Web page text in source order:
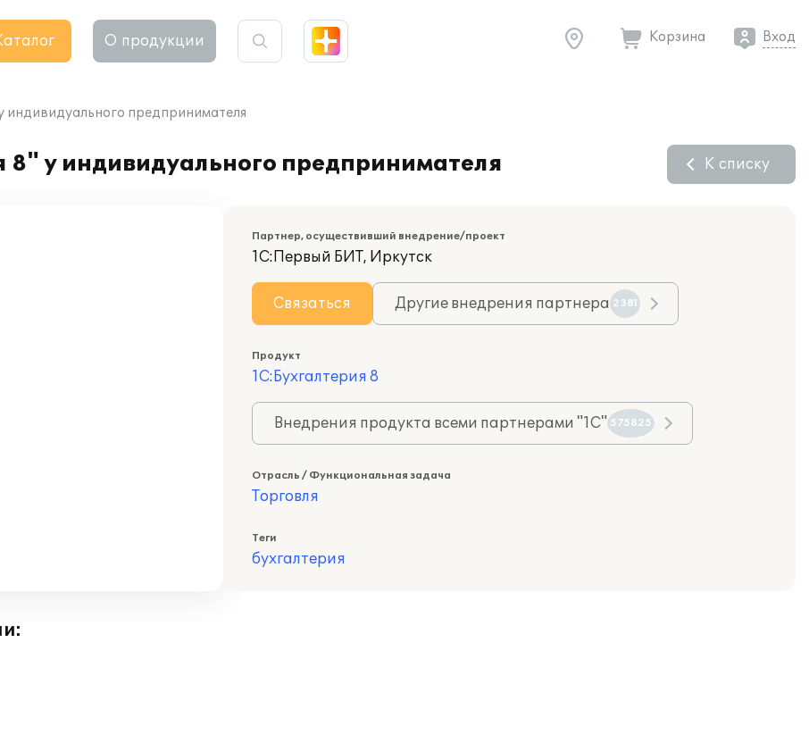
О продукции Корзина Вход
индивидуального предпринимателя
у индивидуального предпринимателя К списку
Партнер, осуществивший внедрение/проект
1С:Первый БИТ, Иркутск
Связаться Другие внедрения партнера 2381
Продукт
1С:Бухгалтерия 8
Внедрения продукта всеми партнерами "1С" 575825
Отрасль / Функциональная задача
Торговля
Теги
бухгалтерия